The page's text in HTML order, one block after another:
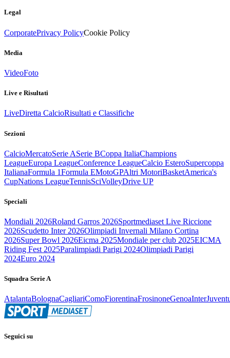
Legal
CorporatePrivacy PolicyCookie Policy
Media
VideoFoto
Live e Risultati
LiveDiretta CalcioRisultati e Classifiche
Sezioni
CalcioMercatoSerie ASerie BCoppa ItaliaChampions
LeagueEuropa LeagueConference LeagueCalcio EsteroSupercoppa
ItalianaFormula 1Formula EMotoGPAltri MotoriBasketAmerica's
CupNations LeagueTennisSciVolleyDrive UP
Speciali
Mondiali 2026Roland Garros 2026Sportmediaset Live Riccione
2026Scudetto Inter 2026Olimpiadi Invernali Milano Cortina
2026Super Bowl 2026Eicma 2025Mondiale per club 2025EICMA
Riding Fest 2025Paralimpiadi Parigi 2024Olimpiadi Parigi
2024Euro 2024
Squadra Serie A
AtalantaBolognaCagliariComoFiorentinaFrosinoneGenoaInter
Seguici su